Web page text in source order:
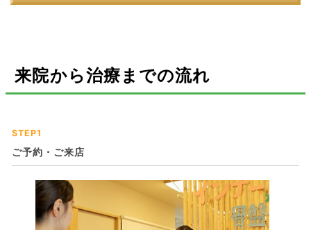
来院から治療までの流れ
STEP1
ご予約・ご来店